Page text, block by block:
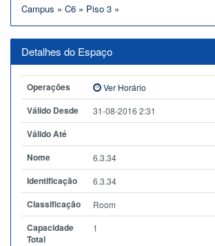
Campus » C6 » Piso 3 »
Detalhes do Espaço
Operações Ver Horário
Válido Desde 31-08-2016 2:31
Válido Até
Nome
6.3.34
Identificação 6.3.34
Classificação Room
Capacidade
Total
1